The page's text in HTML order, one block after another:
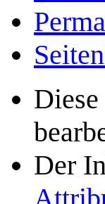
Der